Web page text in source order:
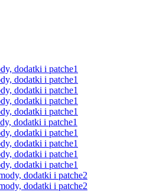
dodatki i patche1
dodatki i patche1
dodatki i patche1
dodatki i patche1
dodatki i patche1
dodatki i patche1
dodatki i patche1
dodatki i patche1
dodatki i patche1
dodatki i patche1
dodatki i patche2
dodatki i patche2